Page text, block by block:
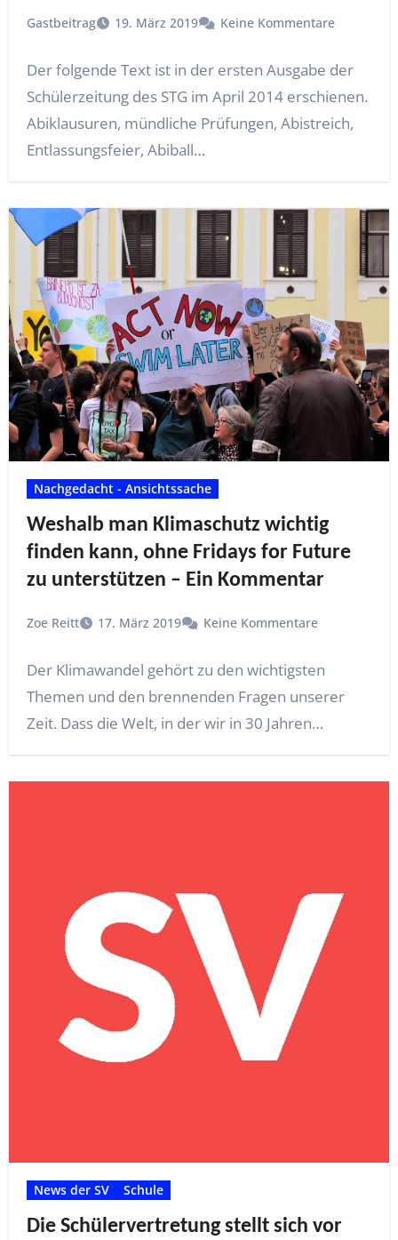
Gastbeitrag 19. März 2019 Keine Kommentare
Der folgende Text ist in der ersten Ausgabe der
Schülerzeitung des STG im April 2014 erschienen.
Abiklausuren, mündliche Prüfungen, Abistreich,
Entlassungsfeier, Abiball…
Nachgedacht - Ansichtssache
Weshalb man Klimaschutz wichtig
finden kann, ohne Fridays for Future
zu unterstützen – Ein Kommentar
Zoe Reitt 17. März 2019 Keine Kommentare
Der Klimawandel gehört zu den wichtigsten
Themen und den brennenden Fragen unserer
Zeit. Dass die Welt, in der wir in 30 Jahren…
News der SV Schule
Die Schülervertretung stellt sich vor